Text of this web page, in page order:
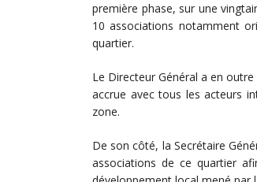
première phase, sur une
10 associations notamment
quartier.
Le Directeur Général a en
accrue avec tous les acteurs
zone.
De son côté, la Secrétaire
associations de ce quartier